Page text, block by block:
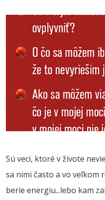
Sú veci, ktoré v živote
sa nimi často a vo veľkom
berie energiu...lebo kam